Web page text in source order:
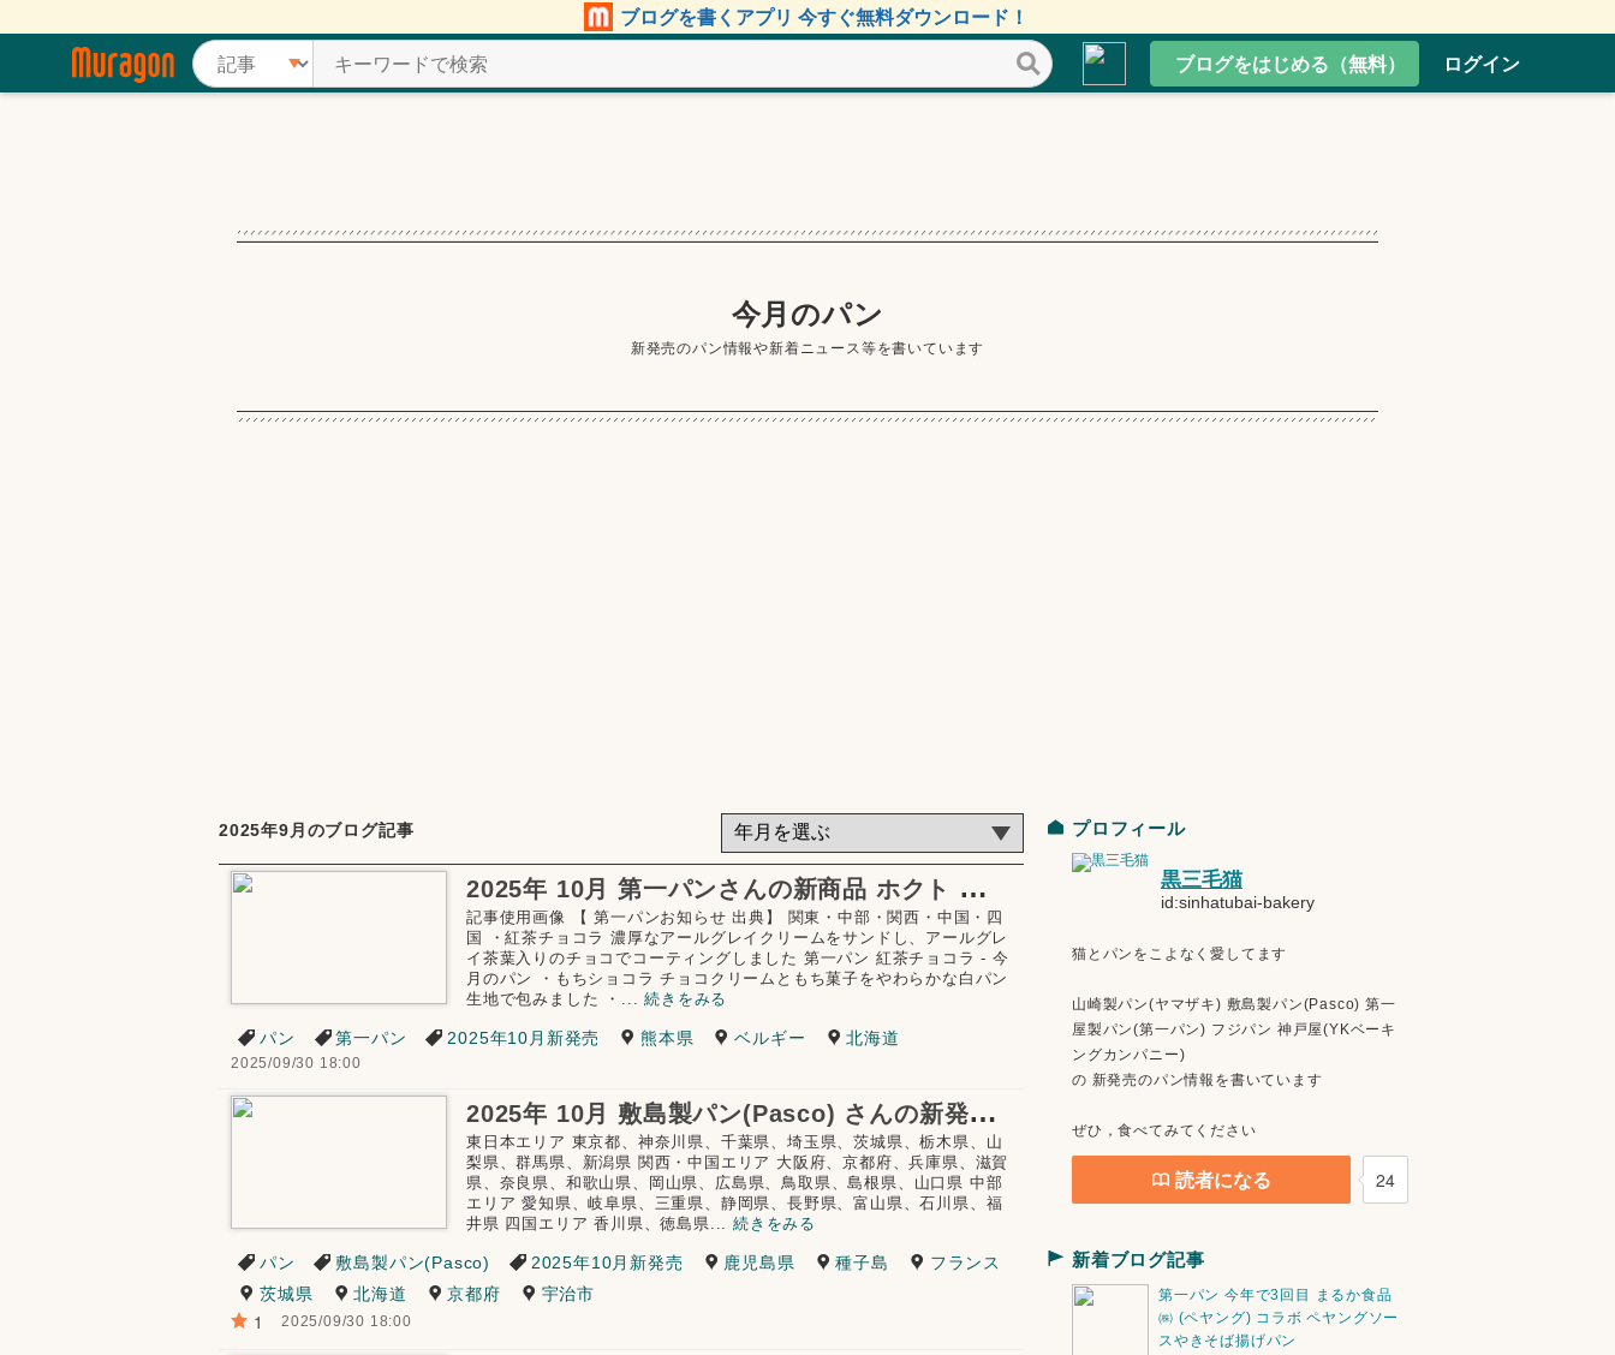
ブログを書くアプリ 今すぐ無料ダウンロード！
ブログをはじめる（無料）
ログイン
今月のパン
新発売のパン情報や新着ニュース等を書いています
2025年9月のブログ記事
2
025年 10月 第一パンさんの新商品 ホクト ㈱ ダイドードリンコ㈱ (ダイドーブレンド) コラボ等
記事使用画像 【 第一パンお知らせ 出典】 関東・中部・関西・中国・四
国 ・紅茶チョコラ 濃厚なアールグレイクリームをサンドし、アールグレ
イ茶葉入りのチョコでコーティングしました 第一パン 紅茶チョコラ - 今
月のパン ・もちショコラ チョコクリームともち菓子をやわらかな白パン
生地で包みました ・...続きをみる
パン 第一パン 2025年10月新発売 熊本県 ベルギー 北海道
2025/09/30 18:00
2
025年 10月 敷島製パン(Pasco) さんの新発売 ㈱ 明治 (明治おいしいミルクコーヒー) コラボ等
東日本エリア 東京都、神奈川県、千葉県、埼玉県、茨城県、栃木県、山
梨県、群馬県、新潟県 関西・中国エリア 大阪府、京都府、兵庫県、滋賀
県、奈良県、和歌山県、岡山県、広島県、鳥取県、島根県、山口県 中部
エリア 愛知県、岐阜県、三重県、静岡県、長野県、富山県、石川県、福
井県 四国エリア 香川県、徳島県...続きをみる
パン 敷島製パン(Pasco) 2025年10月新発売 鹿児島県 種子島
フランス
茨城県
北海道 京都府 宇治市
1 2025/09/30 18:00
プロフィール
黒三毛猫
id:sinhatubai-bakery
猫とパンをこよなく愛してます
山崎製パン(ヤマザキ) 敷島製パン(Pasco) 第一
屋製パン(第一パン) フジパン 神戸屋(YKベーキ
ングカンパニー)
の 新発売のパン情報を書いています
ぜひ，食べてみてください
読者になる 24
新着ブログ記事
第一パン 今年で3回目 まるか食品
㈱ (ペヤング) コラボ ペヤングソー
スやきそば揚げパン